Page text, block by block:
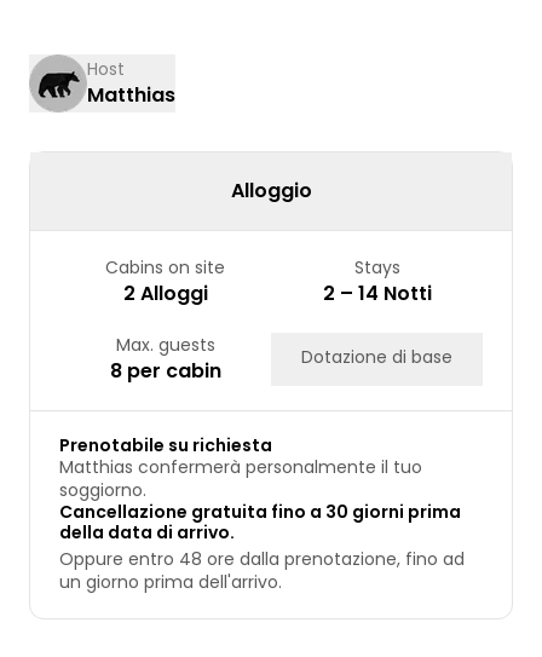
17
24
25
Host
Matthias
Alloggio
Cabins on site
2 Alloggi
Stays
2 – 14 Notti
Max. guests
8 per cabin Dotazione di base
Prenotabile su richiesta
Matthias confermerà personalmente il tuo
soggiorno.
Cancellazione gratuita fino a 30 giorni prima
della data di arrivo.
Oppure entro 48 ore dalla prenotazione, fino ad
un giorno prima dell'arrivo.